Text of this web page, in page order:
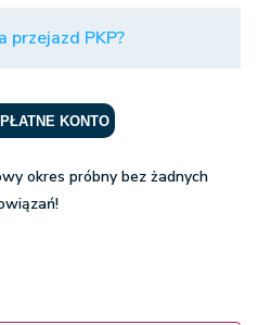
przejazd PKP?
KONTO
okres próbny bez żadnych